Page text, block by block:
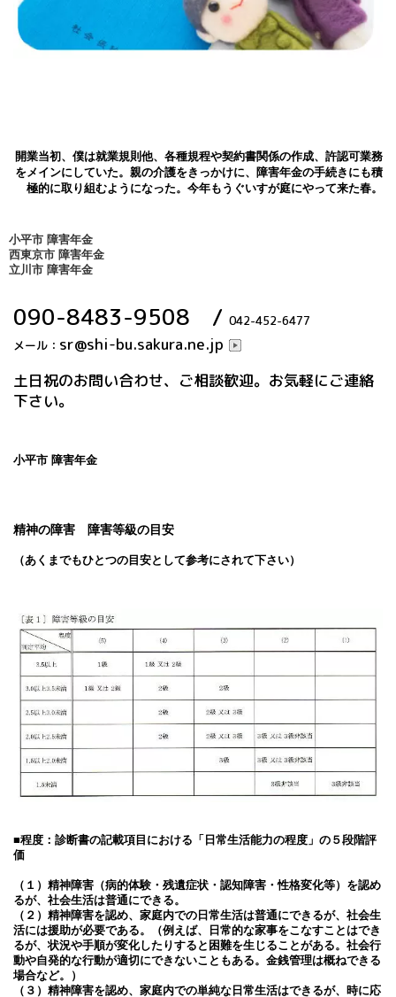
開業当初、僕は就業規則他、各種規程や契約書関係の作成、許認可業務
をメインにしていた。親の介護をきっかけに、障害年金の手続きにも積
極的に取り組むようになった。今年もうぐいすが庭にやって来た春。
小平市 障害年金
西東京市 障害年金
立川市 障害年金
090-8483-9508 / 042-452-6477
メール： sr@shi-bu.sakura.ne.jp
土日祝のお問い合わせ、ご相談歓迎。お気軽にご連絡
下さい。
小平市 障害年金
精神の障害 障害等級の目安
（あくまでもひとつの目安として参考にされて下さい）
■程度：診断書の記載項目における「日常生活能力の程度」の５段階評
価
（１）精神障害（病的体験・残遺症状・認知障害・性格変化等）を認め
るが、社会生活は普通にできる。
（２）精神障害を認め、家庭内での日常生活は普通にできるが、社会生
活には援助が必要である。（例えば、日常的な家事をこなすことはでき
るが、状況や手順が変化したりすると困難を生じることがある。社会行
動や自発的な行動が適切にできないこともある。金銭管理は概ねできる
場合など。）
（３）精神障害を認め、家庭内での単純な日常生活はできるが、時に応